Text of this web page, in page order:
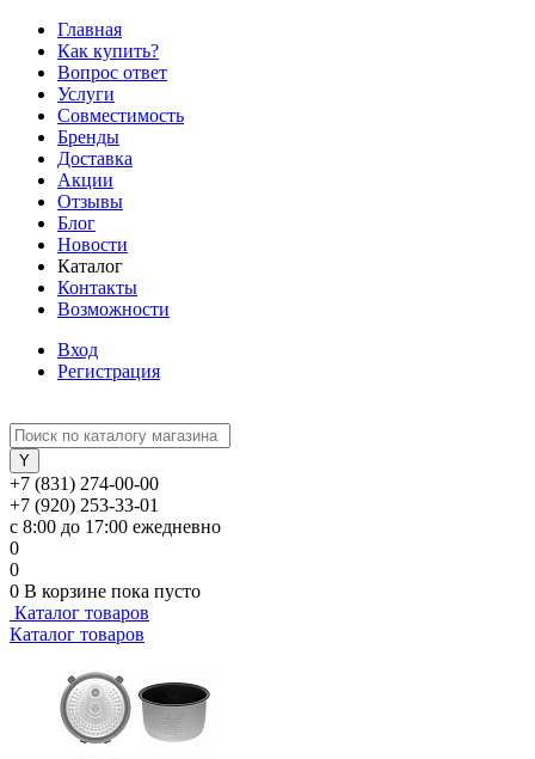
Главная
Как купить?
Вопрос ответ
Услуги
Совместимость
Бренды
Доставка
Акции
Отзывы
Блог
Новости
Каталог
Контакты
Возможности
Вход
Регистрация
+7 (831) 274-00-00
+7 (920) 253-33-01
с 8:00 до 17:00 ежедневно
0
0
0 В корзине пока пусто
Каталог товаров
Каталог товаров